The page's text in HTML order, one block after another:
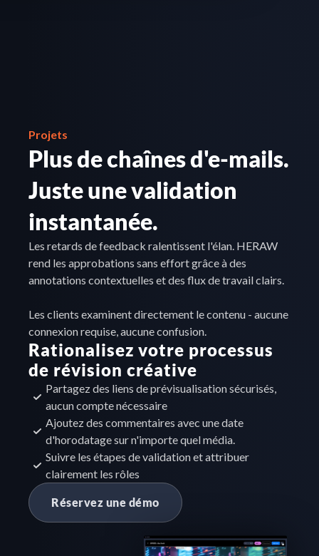
Projets
Plus de chaînes d'e-mails.
Juste une validation
instantanée.
Les retards de feedback ralentissent l'élan. HERAW
rend les approbations sans effort grâce à des
annotations contextuelles et des flux de travail clairs.
Les clients examinent directement le contenu - aucune
connexion requise, aucune confusion.
Rationalisez votre processus
de révision créative
Partagez des liens de prévisualisation sécurisés,
aucun compte nécessaire
Ajoutez des commentaires avec une date
d'horodatage sur n'importe quel média.
Suivre les étapes de validation et attribuer
clairement les rôles
Réservez une démo